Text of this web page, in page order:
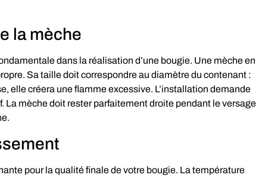
la mèche
dans la réalisation d’une bougie. Une mèche en
Sa taille doit correspondre au diamètre du contenant :
elle créera une flamme excessive. L’installation demande
La mèche doit rester parfaitement droite pendant le versage
pour la qualité finale de votre bougie. La température